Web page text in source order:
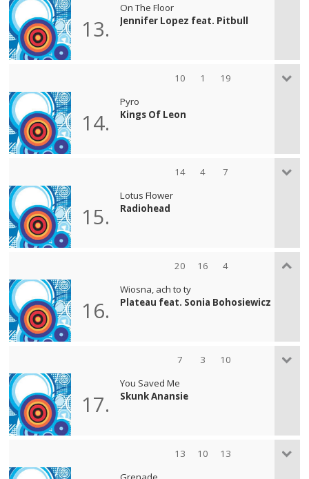
13.
On The Floor
Jennifer Lopez feat. Pitbull
10 1 19
14.
Pyro
Kings Of Leon
14 4 7
15.
Lotus Flower
Radiohead
20 16 4
16.
Wiosna, ach to ty
Plateau feat. Sonia Bohosiewicz
7 3 10
17.
You Saved Me
Skunk Anansie
13 10
13